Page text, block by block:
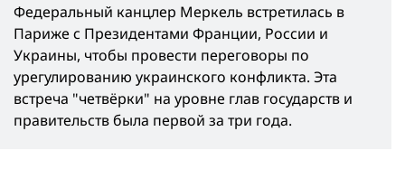
Федеральный канцлер Меркель встретилась в
Париже с Президентами Франции, России и
Украины, чтобы провести переговоры по
урегулированию украинского конфликта. Эта
встреча "четвёрки" на уровне глав государств и
правительств была первой за три года.